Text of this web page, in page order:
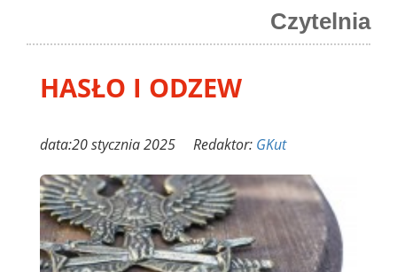
Czytelnia
HASŁO I ODZEW
data:20 stycznia 2025 Redaktor: GKut